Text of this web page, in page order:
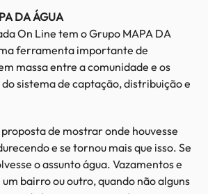
DA ÁGUA
On Line tem o Grupo MAPA DA
ferramenta importante de
massa entre a comunidade e os
sistema de captação, distribuição e
de mostrar onde houvesse
e se tornou mais que isso. Se
o assunto água. Vazamentos e
bairro ou outro, quando não alguns